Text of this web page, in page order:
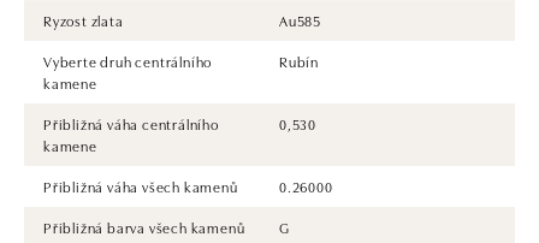
Ryzost zlata
Au585
Vyberte druh centrálního
kamene
Rubín
Přibližná váha centrálního
kamene
0,530
Přibližná váha všech kamenů
0.26000
Přibližná barva všech kamenů
G